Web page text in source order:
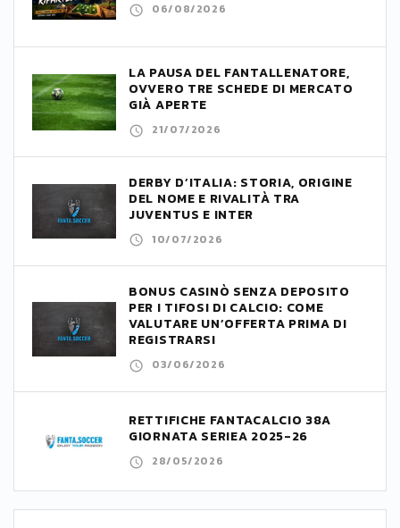
06/08/2026
LA PAUSA DEL FANTALLENATORE,
OVVERO TRE SCHEDE DI MERCATO
GIÀ APERTE
21/07/2026
DERBY D’ITALIA: STORIA, ORIGINE
DEL NOME E RIVALITÀ TRA
JUVENTUS E INTER
10/07/2026
BONUS CASINÒ SENZA DEPOSITO
PER I TIFOSI DI CALCIO: COME
VALUTARE UN’OFFERTA PRIMA DI
REGISTRARSI
03/06/2026
RETTIFICHE FANTACALCIO 38A
GIORNATA SERIEA 2025-26
28/05/2026